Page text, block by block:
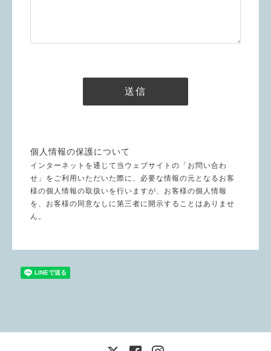
個人情報の保護について
インターネットを通じて当ウェブサイトの「お問い合わ
せ」をご利用いただいた際に、必要な情報の元となるお客
様の個人情報の取扱いを行いますが、お客様の個人情報
を、お客様の同意なしに第三者に開示することはありませ
ん。